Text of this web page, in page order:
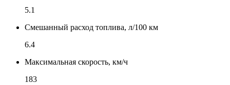
5.1
Смешанный расход топлива, л/100 км
6.4
Максимальная скорость, км/ч
183